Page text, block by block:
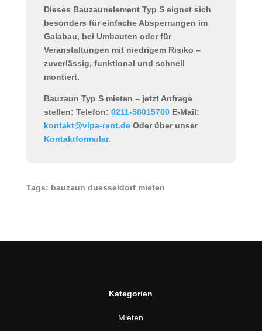
Dieses Bauzaunelement Typ Seignet sich
besonders für einfache Absperrungen im
Galabau, bei Umbauten oder für
Veranstaltungen mit niedrigem Risiko –
zuverlässig, funktional und schnell
montiert.
Bauzaun Typ S mieten – jetzt Anfrage
stellen: Telefon: 0211-58015700E-Mail:
kontakt@vipa-rent.deOder über unser
Kontaktformular.
Tags: bauzaun duesseldorf mieten
Kategorien
Mieten